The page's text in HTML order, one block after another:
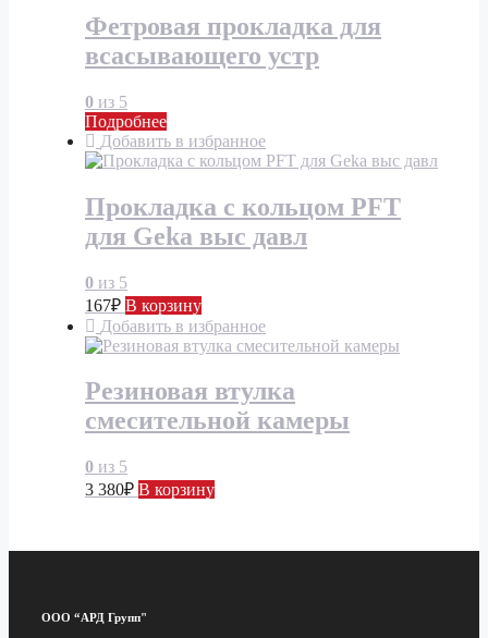
Фетровая прокладка для
всасывающего устр
0 из 5
Подробнее
Добавить в избранное
Прокладка с кольцом PFT
для Geka выс давл
0 из 5
167₽ В корзину
Добавить в избранное
Резиновая втулка
смесительной камеры
0 из 5
3 380₽ В корзину
ООО “АРД Групп"